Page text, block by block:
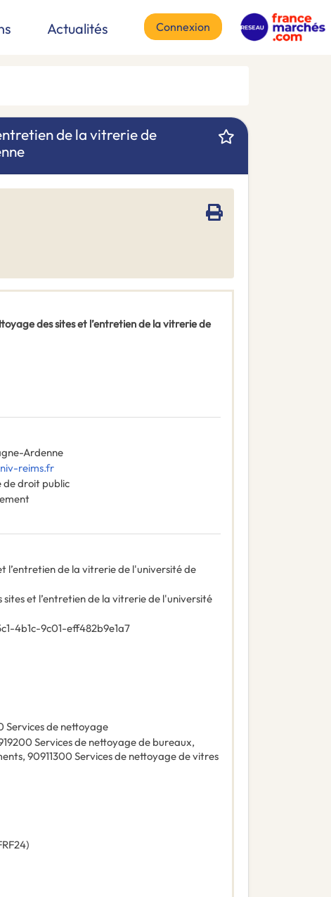
Actualités Connexion
de la vitrerie de
des sites et l’entretien de la vitrerie de
Ardenne
reims.fr
de droit public
l’entretien de la vitrerie de l'université de
et l’entretien de la vitrerie de l'université
4b1c-9c01-eff482b9e1a7
Services de nettoyage
Services de nettoyage de bureaux,
, 90911300 Services de nettoyage de vitres
)